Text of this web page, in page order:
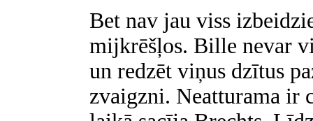
Bet nav jau viss
mijkrēšļos. Bille nevar
un redzēt viņus dzītus
zvaigzni. Neatturama ir